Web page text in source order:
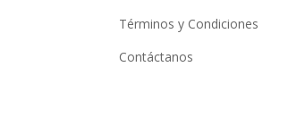
Términos y Condiciones
Contáctanos